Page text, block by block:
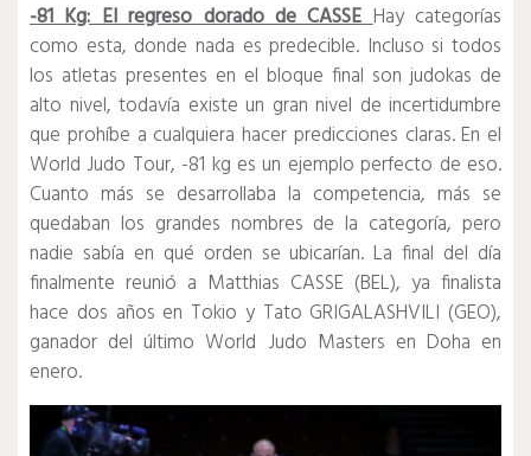
-81 Kg: El regreso dorado de CASSE Hay categorías
como esta, donde nada es predecible. Incluso si todos
los atletas presentes en el bloque final son judokas de
alto nivel, todavía existe un gran nivel de incertidumbre
que prohíbe a cualquiera hacer predicciones claras. En el
World Judo Tour, -81 kg es un ejemplo perfecto de eso.
Cuanto más se desarrollaba la competencia, más se
quedaban los grandes nombres de la categoría, pero
nadie sabía en qué orden se ubicarían. La final del día
finalmente reunió a Matthias CASSE (BEL), ya finalista
hace dos años en Tokio y Tato GRIGALASHVILI (GEO),
ganador del último World Judo Masters en Doha en
enero.